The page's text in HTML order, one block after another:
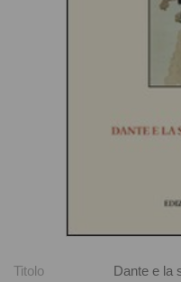
Titolo
Dante e la